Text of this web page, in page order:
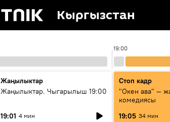
Кыргызстан
19:00
Жаңылыктар
Жаңылыктар. Чыгарылыш 19:00
19:01 4 мин
Стоп кадр
"Окен ава" —
комедиясы
19:05 34 мин